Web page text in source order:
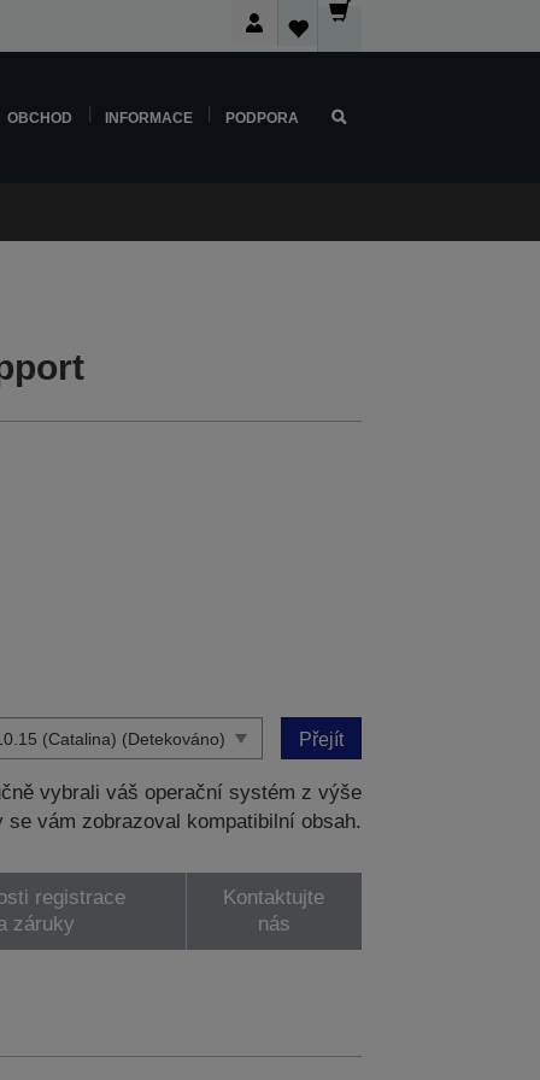
OBCHOD INFORMACE PODPORA
Přejít
vybrali váš operační systém z výše
se vám zobrazoval kompatibilní obsah.
registrace
záruky
Kontaktujte
nás